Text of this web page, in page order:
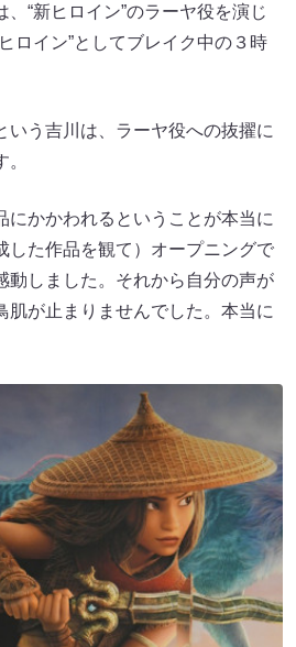
“新ヒロイン”のラーヤ役を演じ
ロイン”としてブレイク中の３時
いう吉川は、ラーヤ役への抜擢に
にかかわれるということが本当に
した作品を観て）オープニングで
動しました。それから自分の声が
肌が止まりませんでした。本当に